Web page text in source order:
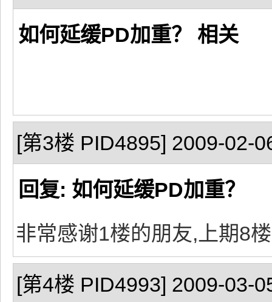
如何延缓PD加重？ 相关
[第3楼 PID4895] 2009-02-
回复: 如何延缓PD加重？
非常感谢1楼的朋友,上期8
[第4楼 PID4993] 2009-03-